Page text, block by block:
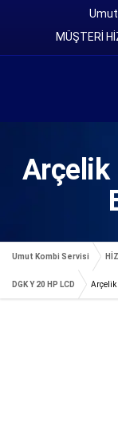
MÜŞTERİ
Arçelik
Umut Kombi Servisi
DGK Y 20 HP LCD Arçelik